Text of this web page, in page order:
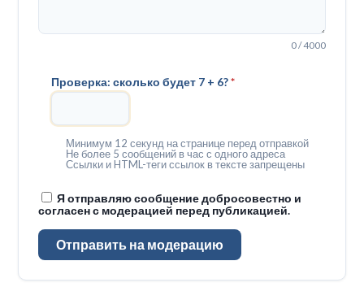
0 / 4000
Проверка: сколько будет 7 + 6?*
Минимум 12 секунд на странице перед отправкой
Не более 5 сообщений в час с одного адреса
Ссылки и HTML-теги ссылок в тексте запрещены
Я отправляю сообщение добросовестно и
согласен с модерацией перед публикацией.
Отправить на модерацию